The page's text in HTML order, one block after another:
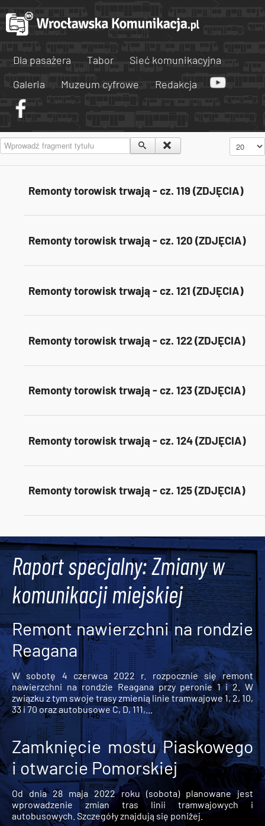
Dla pasażera Tabor
Sieć komunikacyjna
Galeria
Muzeum cyfrowe Redakcja
Wprowadź fragment tytułu Pokaż #
Remonty torowisk trwają - cz. 119 (ZDJĘCIA)
Remonty torowisk trwają - cz. 120 (ZDJĘCIA)
Remonty torowisk trwają - cz. 121 (ZDJĘCIA)
Remonty torowisk trwają - cz. 122 (ZDJĘCIA)
Remonty torowisk trwają - cz. 123 (ZDJĘCIA)
Remonty torowisk trwają - cz. 124 (ZDJĘCIA)
Remonty torowisk trwają - cz. 125 (ZDJĘCIA)
Raport specjalny: Zmiany w
komunikacji miejskiej
Remont nawierzchni na rondzie
Reagana
W sobotę 4 czerwca 2022 r. rozpocznie się remont
nawierzchni na rondzie Reagana przy peronie 1 i 2. W
związku z tym swoje trasy zmienią linie tramwajowe 1, 2, 10,
33 i 70 oraz autobusowe C, D, 111,...
Zamknięcie mostu Piaskowego
i otwarcie Pomorskiej
Od dnia 28 maja 2022 roku (sobota) planowane jest
wprowadzenie zmian tras linii tramwajowych i
autobusowych. Szczegóły znajdują się poniżej.